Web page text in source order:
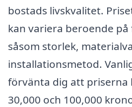
bostads livskvalitet.
kan variera beroende
såsom storlek,
installationsmetod.
förvänta dig att priserna
30,000 och 100,000